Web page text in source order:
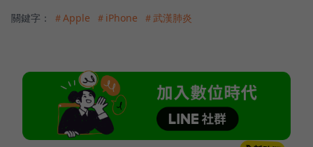
關鍵字： ＃Apple ＃iPhone ＃武漢肺炎